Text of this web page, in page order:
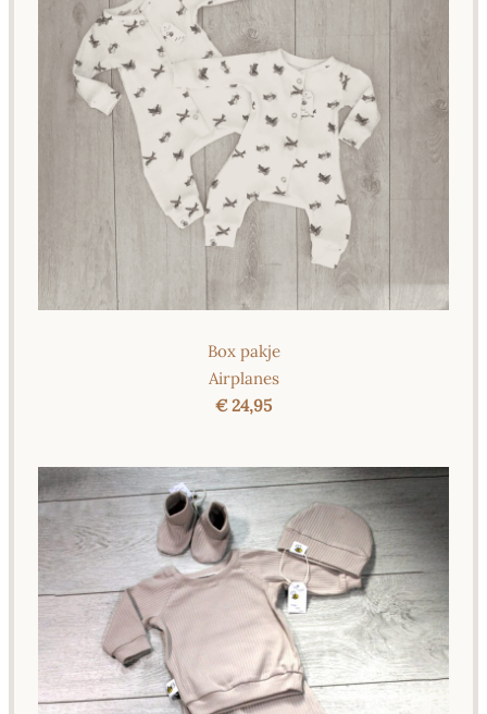
Box pakje
Airplanes
€ 24,95